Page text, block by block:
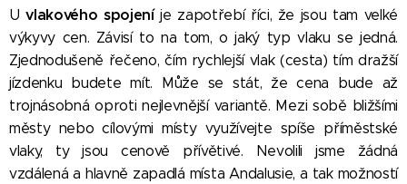
Uvlakového spojeníje zapotřebí říci, že jsou tam velké
výkyvy cen. Závisí to na tom, o jaký typ vlaku se jedná.
Zjednodušeně řečeno, čím rychlejší vlak (cesta) tím dražší
jízdenku budete mít. Může se stát, že cena bude až
trojnásobná oproti nejlevnější variantě. Mezi sobě bližšími
městy nebo cílovými místy využívejte spíše příměstské
vlaky, ty jsou cenově přívětivé. Nevolili jsme žádná
vzdálená a hlavně zapadlá místa Andalusie, a tak možností